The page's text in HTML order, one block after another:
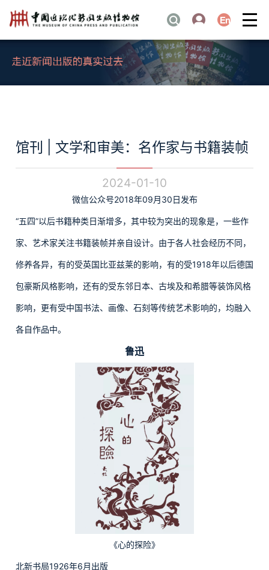
馆刊 | 文学和审美：名作家与书籍装帧
2024-01-10
微信公众号2018年09月30日发布
“五四”以后书籍种类日渐增多，其中较为突出的现象是，一些作
家、艺术家关注书籍装帧并亲自设计。由于各人社会经历不同，
修养各异，有的受英国比亚兹莱的影响，有的受1918年以后德国
包豪斯风格影响，还有的受东邻日本、古埃及和希腊等装饰风格
影响，更有受中国书法、画像、石刻等传统艺术影响的，均融入
各自作品中。
鲁迅
《心的探险》
北新书局1926年6月出版